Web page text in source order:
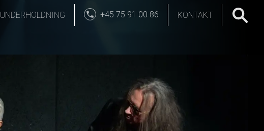
UNDERHOLDNING +45 75 91 00 86 KONTAKT